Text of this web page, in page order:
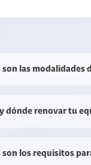
son las modalidades
dónde renovar tu
son los requisitos